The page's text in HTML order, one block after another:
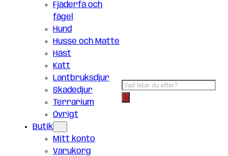
Fjäderfä och
fågel
Hund
Husse och Matte
Häst
Katt
Lantbruksdjur
Skadedjur
Terrarium
Övrigt
Butik
Mitt konto
Varukorg
Products